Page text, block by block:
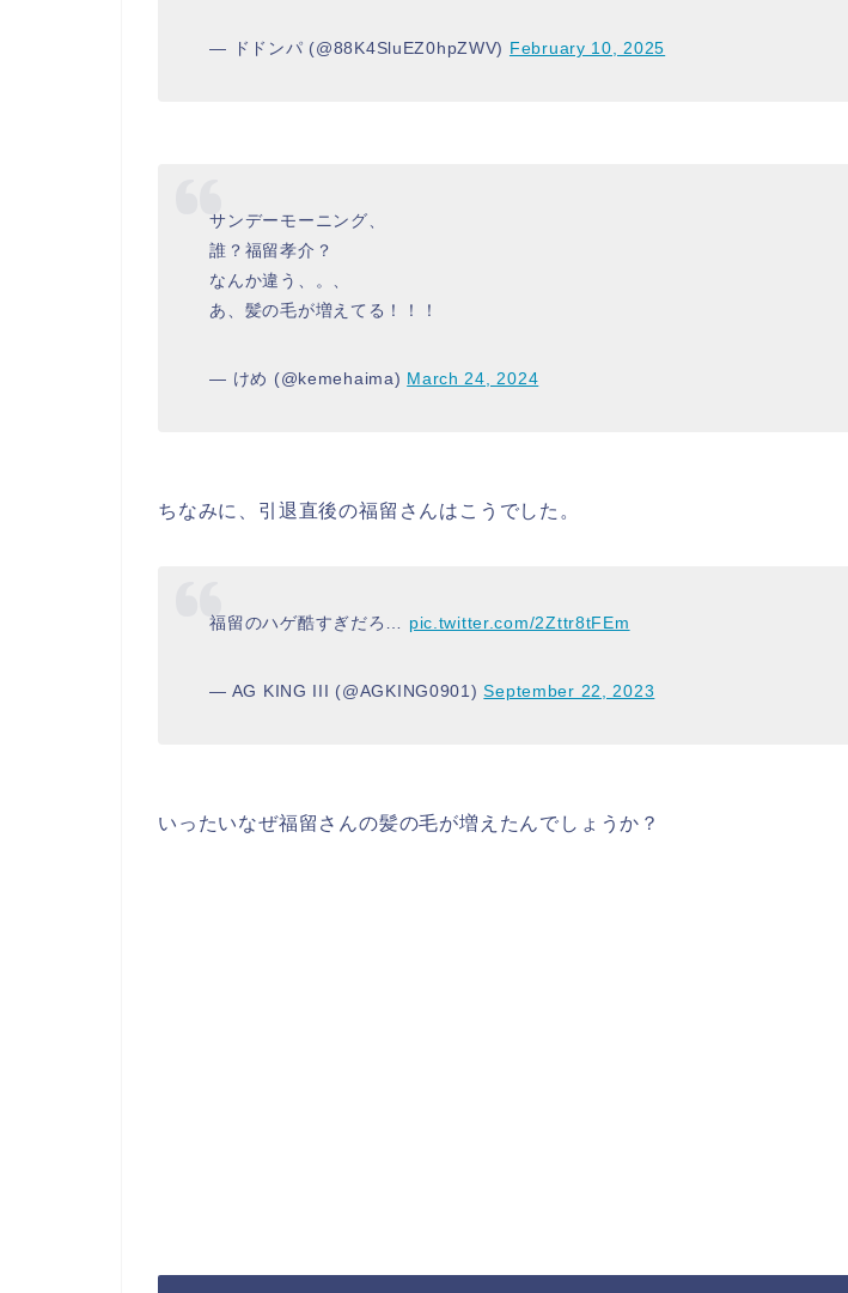
— ドドンパ (@88K4SluEZ0hpZWV) February 10, 2025
サンデーモーニング、
誰？福留孝介？
なんか違う、。、
あ、髪の毛が増えてる！！！
— けめ (@kemehaima) March 24, 2024
ちなみに、引退直後の福留さんはこうでした。
福留のハゲ酷すぎだろ… pic.twitter.com/2Zttr8tFEm
— AG KING III (@AGKING0901)September 22, 2023
いったいなぜ福留さんの髪の毛が増えたんでしょうか？